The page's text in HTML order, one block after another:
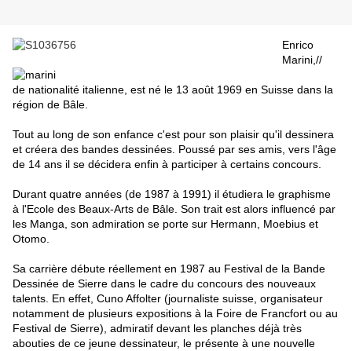
Enrico
Marini,//
de nationalité italienne, est né le 13 août 1969 en Suisse dans la
région de Bâle.
Tout au long de son enfance c'est pour son plaisir qu'il dessinera
et créera des bandes dessinées. Poussé par ses amis, vers l'âge
de 14 ans il se décidera enfin à participer à certains concours.
Durant quatre années (de 1987 à 1991) il étudiera le graphisme
à l'Ecole des Beaux-Arts de Bâle. Son trait est alors influencé par
les Manga, son admiration se porte sur Hermann, Moebius et
Otomo.
Sa carrière débute réellement en 1987 au Festival de la Bande
Dessinée de Sierre dans le cadre du concours des nouveaux
talents. En effet, Cuno Affolter (journaliste suisse, organisateur
notamment de plusieurs expositions à la Foire de Francfort ou au
Festival de Sierre), admiratif devant les planches déjà très
abouties de ce jeune dessinateur, le présente à une nouvelle